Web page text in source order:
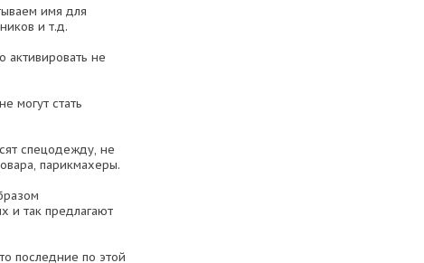
имя для
и т.д.
активировать не
могут стать
спецодежду, не
парикмахеры.
и так предлагают
последние по этой